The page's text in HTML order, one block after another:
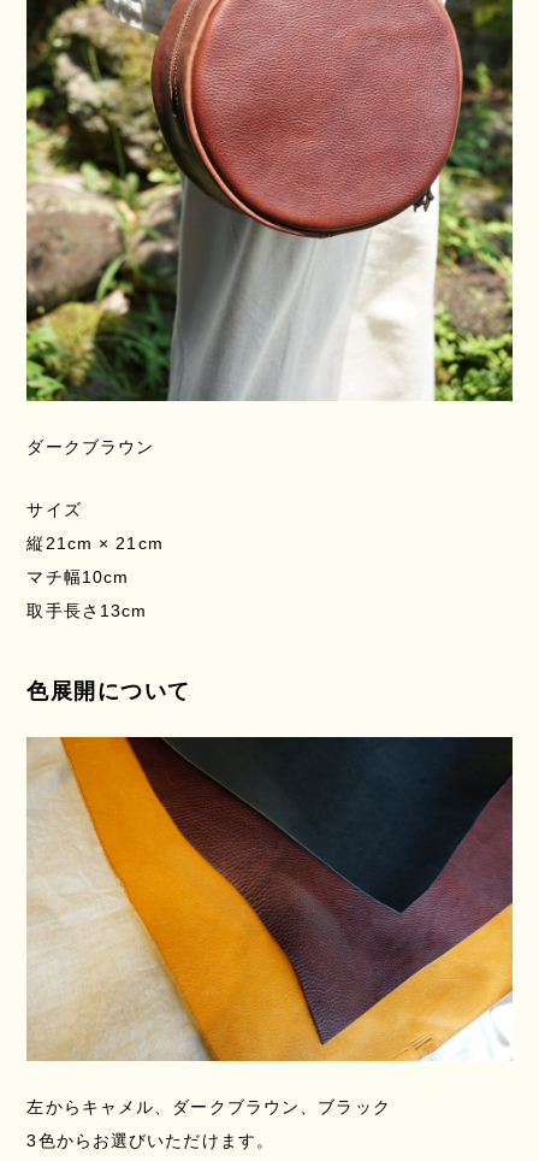
ダークブラウン
サイズ
縦21cm × 21cm
マチ幅10cm
取手長さ13cm
色展開について
左からキャメル、ダークブラウン、ブラック
3色からお選びいただけます。